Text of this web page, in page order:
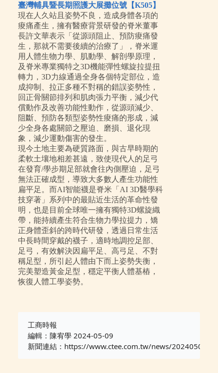
臺灣輔具暨長期照護大展攤位號【K505】
現在人久站且姿勢不良，造成身體各項的
痠痛產生，擁有醫療背景研發的脊米董事
長許文華表示「從源頭阻止、預防痠痛發
生，那就不需要後續的治療了」，脊米運
用人體生物力學、肌動學、解剖學原理，
及脊米專業獨特之3D機能彈性螺旋拉提扭
轉力，3D力線通過全身各個特定部位，造
成抑制、拉正多種不對稱的錯誤姿勢性，
回正骨關節排列和肌肉張力平衡，減少代
償動作及改善功能性動作，從源頭減少、
阻斷、預防各類型姿勢性痠痛的形成，減
少全身各處關節之壓迫、磨損、退化現
象，減少運動傷害的發生。
現今土地主要為硬質路面，與古早時期的
柔軟土壤地相差甚遠，致使現代人的足弓
在發育/學步期足部就會往內側壓迫，足弓
無法正確成型，導致大多數人產生功能性
扁平足。而AI智能襪是脊米「AI 3D醫學科
技穿著」系列中的最貼近生活的革命性發
明，也是目前全球唯一擁有獨特3D螺旋織
帶，能持續產生符合生物力學拉提力，矯
正身體歪斜的跨時代研發，透過日常生活
中長時間穿戴的襪子，適時地調控足部、
足弓，有效解決因扁平足、高弓足、不對
稱足型，所引起人體由下而上姿勢失衡，
完美塑造黃金足型，穩定平衡人體基樁，
恢復人體工學姿勢。
工商時報
編輯：陳宥學 2024-05-09
新聞連結： https://www.ctee.com.tw/news/